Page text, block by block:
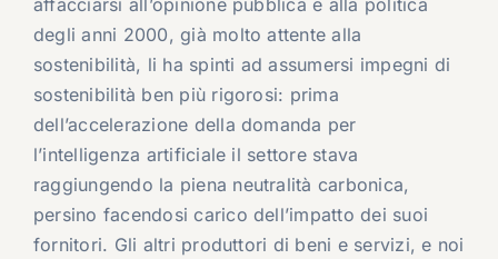
degli anni 2000, già molto attente alla
sostenibilità, li ha spinti ad assumersi impegni di
sostenibilità ben più rigorosi: prima
dell’accelerazione della domanda per
l’intelligenza artificiale il settore stava
raggiungendo la piena neutralità carbonica,
persino facendosi carico dell’impatto dei suoi
fornitori. Gli altri produttori di beni e servizi, e noi